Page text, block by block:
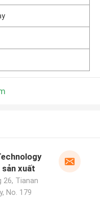
sản xuất
26, Tianan
No. 179